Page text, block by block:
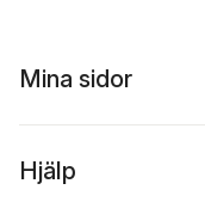
Mina sidor
Hjälp